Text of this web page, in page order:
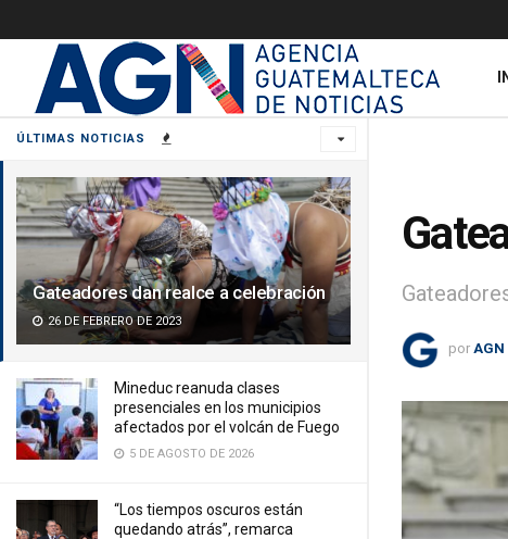
ÚLTIMAS NOTICIAS
Gateadores dan realce a celebración
26 DE FEBRERO DE 2023
Mineduc reanuda clases
presenciales en los municipios
afectados por el volcán de Fuego
5 DE AGOSTO DE 2026
“Los tiempos oscuros están
quedando atrás”, remarca
por AGN